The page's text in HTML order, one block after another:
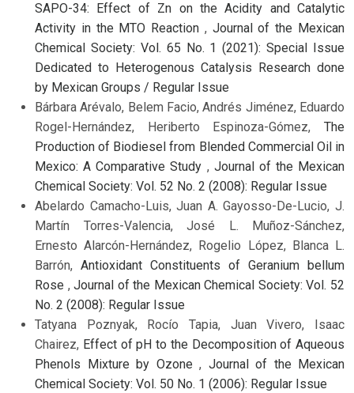
SAPO-34: Effect of Zn on the Acidity and Catalytic
Activity in the MTO Reaction , Journal of the Mexican
Chemical Society: Vol. 65 No. 1 (2021): Special Issue
Dedicated to Heterogenous Catalysis Research done
by Mexican Groups / Regular Issue
Bárbara Arévalo, Belem Facio, Andrés Jiménez, Eduardo
Rogel-Hernández, Heriberto Espinoza-Gómez, The
Production of Biodiesel from Blended Commercial Oil in
Mexico: A Comparative Study , Journal of the Mexican
Chemical Society: Vol. 52 No. 2 (2008): Regular Issue
Abelardo Camacho-Luis, Juan A. Gayosso-De-Lucio, J.
Martín Torres-Valencia, José L. Muñoz-Sánchez,
Ernesto Alarcón-Hernández, Rogelio López, Blanca L.
Barrón, Antioxidant Constituents of Geranium bellum
Rose ,Journal of the Mexican Chemical Society: Vol. 52
No. 2 (2008): Regular Issue
Tatyana Poznyak, Rocío Tapia, Juan Vivero, Isaac
Chairez, Effect of pH to the Decomposition of Aqueous
Phenols Mixture by Ozone , Journal of the Mexican
Chemical Society: Vol. 50 No. 1 (2006): Regular Issue